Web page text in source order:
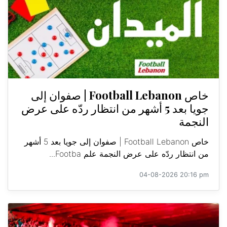
خاص Football Lebanon | صفوان إلى
جويا بعد 5 أشهر من انتظار ردّه على عرض
النجمة
خاص Football Lebanon | صفوان إلى جويا بعد 5 أشهر
من انتظار ردّه على عرض النجمة علم Footba...
04-08-2026 20:16 pm